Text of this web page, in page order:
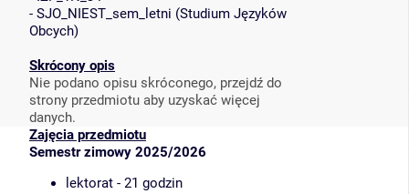
- SJO_NIEST_sem_letni (Studium Języków
Obcych)
Skrócony opis
Nie podano opisu skróconego, przejdź do
strony przedmiotu aby uzyskać więcej
danych.
Zajęcia przedmiotu
Semestr zimowy 2025/2026
lektorat - 21 godzin